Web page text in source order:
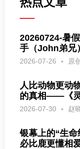
20260724-暑
手（John弟兄）
2026-07-26 原
人比动物更动
的真相——《
2026-07-30 赵
银幕上的“生
必比鹿更懂相